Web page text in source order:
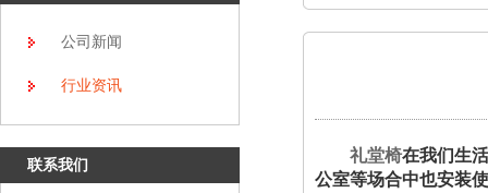
公司新闻
行业资讯
联系我们
礼堂椅在我们生
公室等场合中也安装